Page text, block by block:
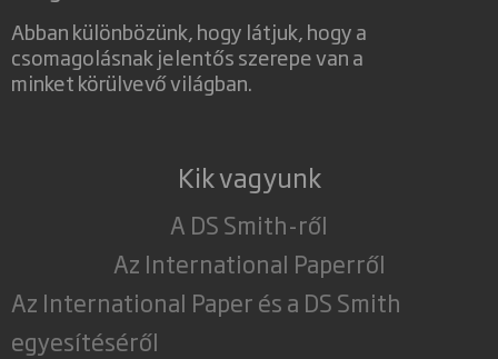
Abban különbözünk, hogy látjuk, hogy a
csomagolásnak jelentős szerepe van a
minket körülvevő világban.
Kik vagyunk
A DS Smith-ről
Az International Paperről
Az International Paper és a DS Smith
egyesítéséről